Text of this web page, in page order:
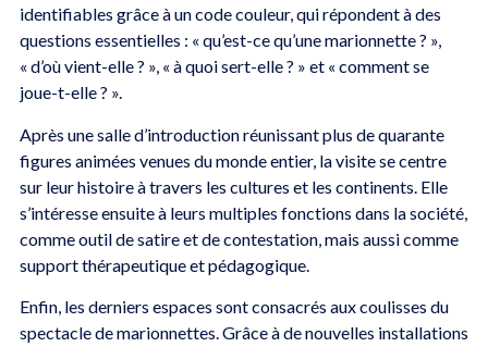
identifiables grâce à un code couleur, qui répondent à des
questions essentielles : « qu’est-ce qu’une marionnette ? »,
« d’où vient-elle ? », « à quoi sert-elle ? » et « comment se
joue-t-elle ? ».
Après une salle d’introduction réunissant plus de quarante
figures animées venues du monde entier, la visite se centre
sur leur histoire à travers les cultures et les continents. Elle
s’intéresse ensuite à leurs multiples fonctions dans la société,
comme outil de satire et de contestation, mais aussi comme
support thérapeutique et pédagogique.
Enfin, les derniers espaces sont consacrés aux coulisses du
spectacle de marionnettes. Grâce à de nouvelles installations